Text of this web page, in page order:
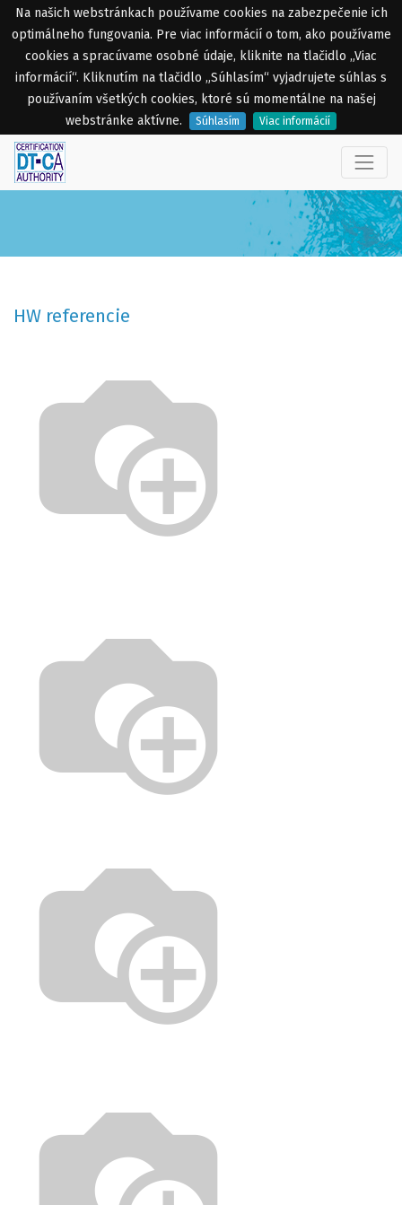
Na našich webstránkach používame cookies na zabezpečenie ich
optimálneho fungovania. Pre viac informácií o tom, ako používame
cookies a spracúvame osobné údaje, kliknite na tlačidlo „Viac
informácií“. Kliknutím na tlačidlo „Súhlasím“ vyjadrujete súhlas s
používaním všetkých cookies, ktoré sú momentálne na našej
webstránke aktívne.
Súhlasím Viac informácií
HW referencie